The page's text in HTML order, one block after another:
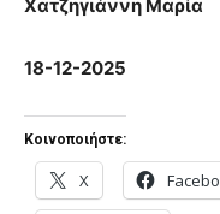
Χατζηγιάννη Μαρία
18-12-2025
Κοινοποιήστε:
X